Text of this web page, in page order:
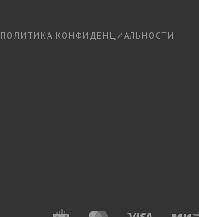
ПОЛИТИКА КОНФИДЕНЦИАЛЬНОСТИ